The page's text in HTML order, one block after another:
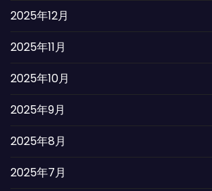
2025年12月
2025年11月
2025年10月
2025年9月
2025年8月
2025年7月